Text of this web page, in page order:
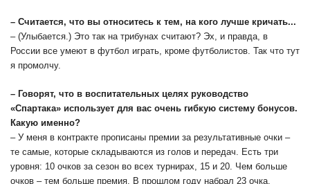
– Считается, что вы относитесь к тем, на кого лучше кричать...
– (Улыбается.) Это так на трибунах считают? Эх, и правда, в
России все умеют в футбол играть, кроме футболистов. Так что тут
я промолчу.
– Говорят, что в воспитательных целях руководство
«Спартака» использует для вас очень гибкую систему бонусов.
Какую именно?
– У меня в контракте прописаны премии за результативные очки –
те самые, которые складываются из голов и передач. Есть три
уровня: 10 очков за сезон во всех турнирах, 15 и 20. Чем больше
очков – тем больше премия. В прошлом году набрал 23 очка.